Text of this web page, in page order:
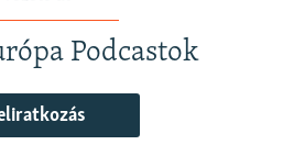
Podcastok